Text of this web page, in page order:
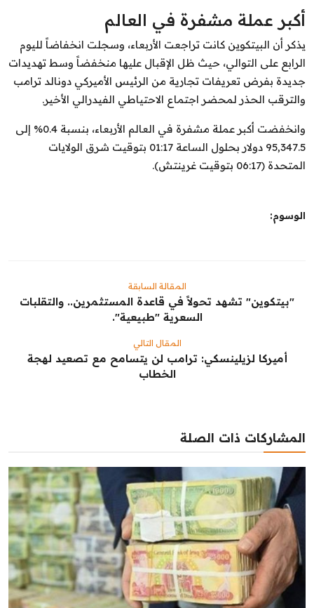
أكبر عملة مشفرة في العالم
يذكر أن البيتكوين كانت تراجعت الأربعاء، وسجلت انخفاضاً لليوم
الرابع على التوالي، حيث ظل الإقبال عليها منخفضاً وسط تهديدات
جديدة بفرض تعريفات تجارية من الرئيس الأميركي دونالد ترامب
والترقب الحذر لمحضر اجتماع الاحتياطي الفيدرالي الأخير.
وانخفضت أكبر عملة مشفرة في العالم الأربعاء، بنسبة 0.4% إلى
95,347.5 دولار بحلول الساعة 01:17 بتوقيت شرق الولايات
المتحدة (06:17 بتوقيت غرينتش).
الوسوم:
المقالة السابقة
"بيتكوين" تشهد تحولاً في قاعدة المستثمرين.. والتقلبات
السعرية "طبيعية".
المقال التالي
أميركا لزيلينسكي: ترامب لن يتسامح مع تصعيد لهجة
الخطاب
المشاركات ذات الصلة